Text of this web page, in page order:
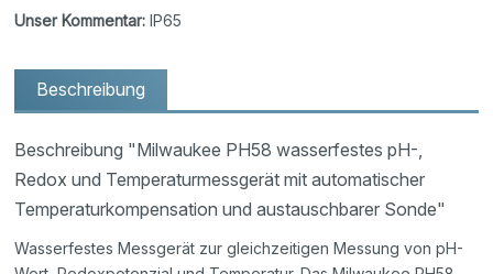
Unser Kommentar: IP65
Beschreibung
Beschreibung "Milwaukee PH58 wasserfestes pH-,
Redox und Temperaturmessgerät mit automatischer
Temperaturkompensation und austauschbarer Sonde"
Wasserfestes Messgerät zur gleichzeitigen Messung von pH-